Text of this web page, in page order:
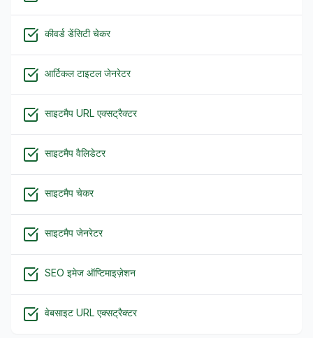
कीवर्ड डेंसिटी चेकर
आर्टिकल टाइटल जेनरेटर
साइटमैप URL एक्सट्रैक्टर
साइटमैप वैलिडेटर
साइटमैप चेकर
साइटमैप जेनरेटर
SEO इमेज ऑप्टिमाइज़ेशन
वेबसाइट URL एक्सट्रैक्टर